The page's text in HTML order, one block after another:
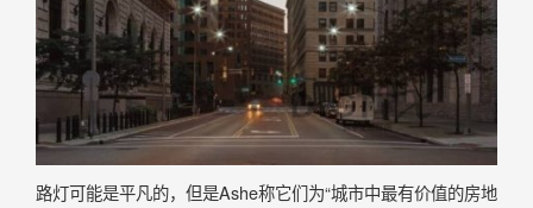
路灯可能是平凡的，但是Ashe称它们为“城市中最有价值的房地